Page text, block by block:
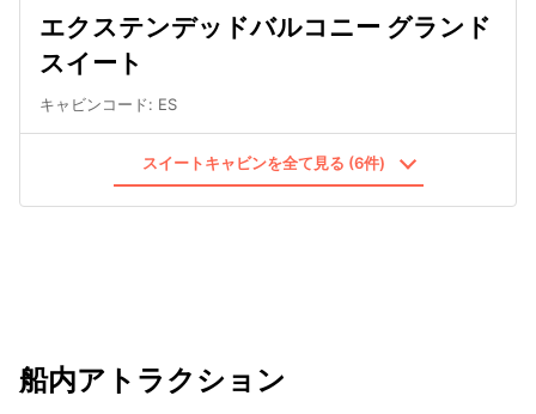
エクステンデッドバルコニー グランド
スイート
キャビンコード: ES
スイートキャビンを全て見る (6件)
船内アトラクション